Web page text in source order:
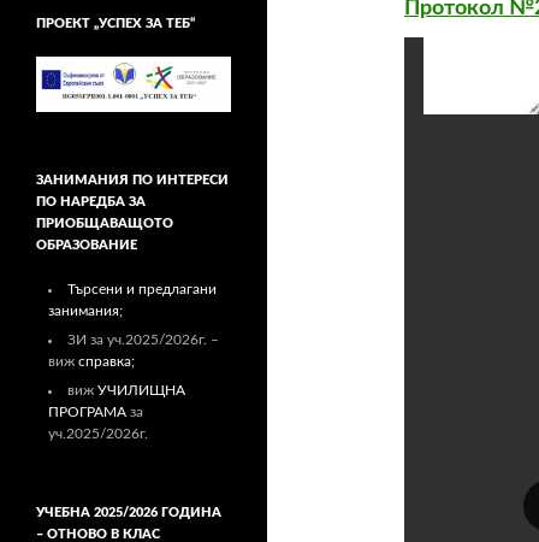
Протокол
ПРОЕКТ „УСПЕХ ЗА ТЕБ“
ЗАНИМАНИЯ ПО ИНТЕРЕСИ
ПО НАРЕДБА ЗА
ПРИОБЩАВАЩОТО
ОБРАЗОВАНИЕ
Търсени и предлагани
занимания;
ЗИ за уч.2025/2026г. –
виж справка;
виж УЧИЛИЩНА
ПРОГРАМА за
уч.2025/2026г.
УЧЕБНА 2025/2026 ГОДИНА
– ОТНОВО В КЛАС